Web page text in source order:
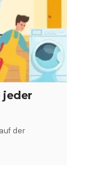
jeder
der